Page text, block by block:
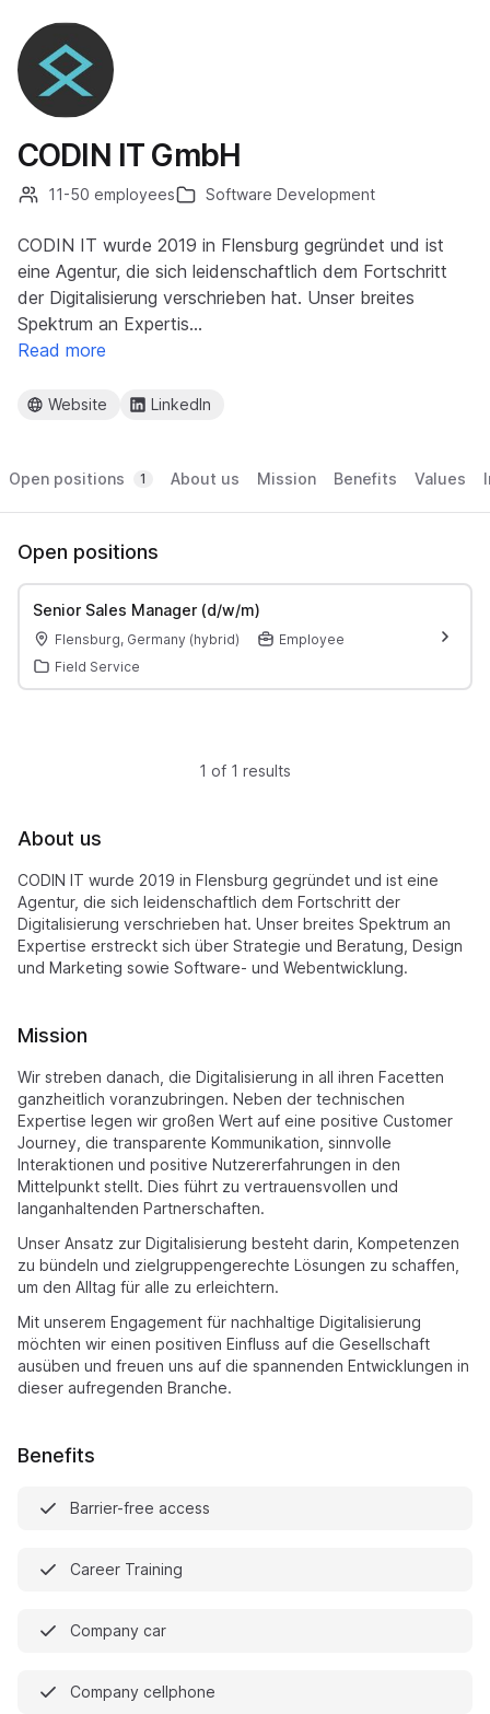
CODIN IT GmbH
11-50 employees Software Development
CODIN IT wurde 2019 in Flensburg gegründet und ist
eine Agentur, die sich leidenschaftlich dem Fortschritt
der Digitalisierung verschrieben hat. Unser breites
Spektrum an Expertis…
Read more
Website LinkedIn
Open positions 1 About us Mission Benefits Values
Open positions
Senior Sales Manager (d/w/m)
Flensburg, Germany (hybrid)
Employee
Field Service
1 of 1 results
About us
CODIN IT wurde 2019 in Flensburg gegründet und ist eine
Agentur, die sich leidenschaftlich dem Fortschritt der
Digitalisierung verschrieben hat. Unser breites Spektrum an
Expertise erstreckt sich über Strategie und Beratung, Design
und Marketing sowie Software- und Webentwicklung.
Mission
Wir streben danach, die Digitalisierung in all ihren Facetten
ganzheitlich voranzubringen. Neben der technischen
Expertise legen wir großen Wert auf eine positive Customer
Journey, die transparente Kommunikation, sinnvolle
Interaktionen und positive Nutzererfahrungen in den
Mittelpunkt stellt. Dies führt zu vertrauensvollen und
langanhaltenden Partnerschaften.
Unser Ansatz zur Digitalisierung besteht darin, Kompetenzen
zu bündeln und zielgruppengerechte Lösungen zu schaffen,
um den Alltag für alle zu erleichtern.
Mit unserem Engagement für nachhaltige Digitalisierung
möchten wir einen positiven Einfluss auf die Gesellschaft
ausüben und freuen uns auf die spannenden Entwicklungen in
dieser aufregenden Branche.
Benefits
Barrier-free access
Career Training
Company car
Company cellphone